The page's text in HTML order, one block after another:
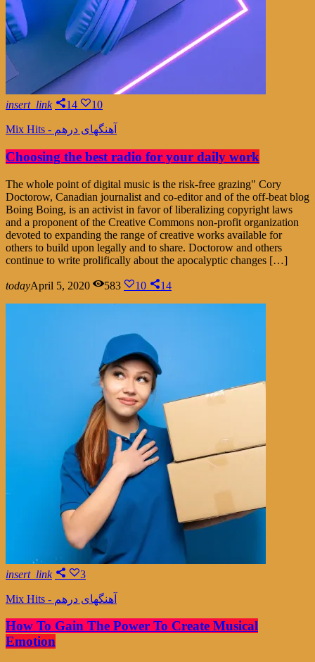
insert_link 14 10
Mix Hits - آهنگهای درهم
Choosing the best radio for your daily work
The whole point of digital music is the risk-free grazing" Cory
Doctorow, Canadian journalist and co-editor and of the off-beat blog
Boing Boing, is an activist in favor of liberalizing copyright laws
and a proponent of the Creative Commons non-profit organization
devoted to expanding the range of creative works available for
others to build upon legally and to share. Doctorow and others
continue to write prolifically about the apocalyptic changes […]
todayApril 5, 2020 583 10 14
insert_link 3
Mix Hits - آهنگهای درهم
How To Gain The Power To Create Musical
Emotion